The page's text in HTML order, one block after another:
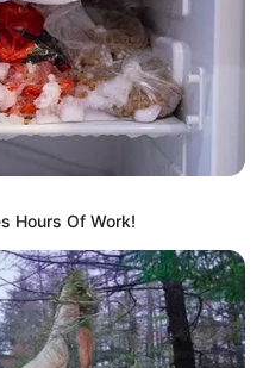
Hours Of Work!